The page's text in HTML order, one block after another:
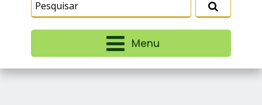
Menu